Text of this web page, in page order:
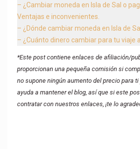
– ¿Cambiar moneda en Isla de Sal o
Ventajas e inconvenientes.
– ¿Dónde cambiar moneda en Isla de
– ¿Cuánto dinero cambiar para tu viaje
*Este post contiene enlaces de afiliación/
proporcionan una pequeña comisión si
no supone ningún aumento del precio para
ayuda a mantener el blog, así que si este
contratar con nuestros enlaces, ¡te lo